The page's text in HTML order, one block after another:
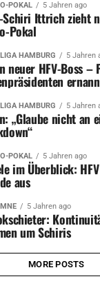
POKAL 5 Jahren ago
Schiri Ittrich zieht
Pokal
HAMBURG 5 Jahren
neuer HFV-Boss –
HAMBURG 5 Jahren
„Glaube nicht an
POKAL 5 Jahren ago
im Überblick:
aus
5 Jahren ago
um Schiris
MORE POSTS